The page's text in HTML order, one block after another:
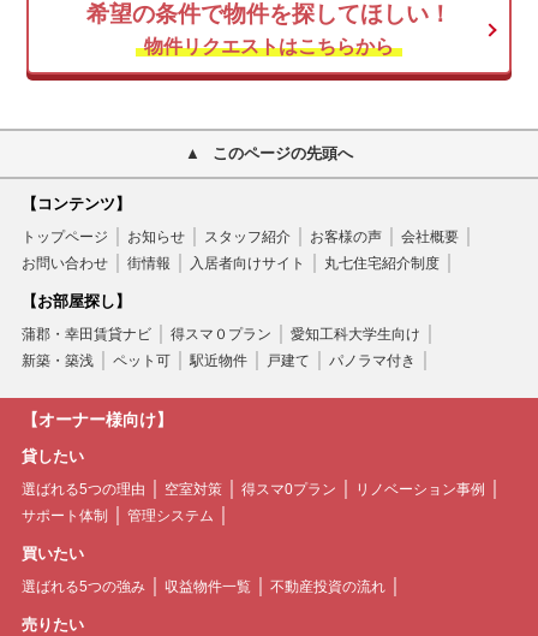
希望の条件で物件を探してほしい！
物件リクエストはこちらから
このページの先頭へ
【コンテンツ】
トップページ お知らせ スタッフ紹介 お客様の声
会社概要
お問い合わせ
街情報 入居者向けサイト 丸七住宅紹介制度
【お部屋探し】
蒲郡・幸田賃貸ナビ 得スマ０プラン
愛知工科大学生向け
新築・築浅
ペット可 駅近物件 戸建て パノラマ付き
【オーナー様向け】
貸したい
選ばれる5つの理由 空室対策 得スマ0プラン
リノベーション事例
サポート体制
管理システム
買いたい
選ばれる5つの強み 収益物件一覧 不動産投資の流れ
売りたい